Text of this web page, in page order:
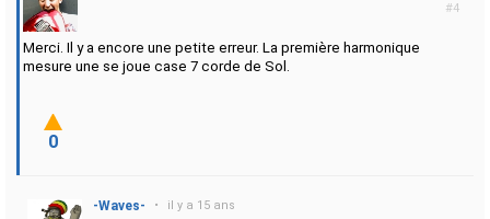
#4
Merci. Il y a encore une petite erreur. La première harmonique
mesure une se joue case 7 corde de Sol.
0
-Waves- • il y a 15 ans